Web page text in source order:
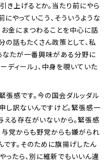
き上げるとか。当たり前にやら
やっていこう、そういうような
お金にまつわることを中心に話
話もたくさん政策として、私
なたが一番興味がある分野に
ディール」、中身を覗いていた
感です。今の国会ダルッダル
し訳ないんですけど。緊張感一
る存在がいないから。緊張感
与党からも野党からも嫌がられ
す。そのために旗揚げしたん
ったら、別に維新でもいいん違